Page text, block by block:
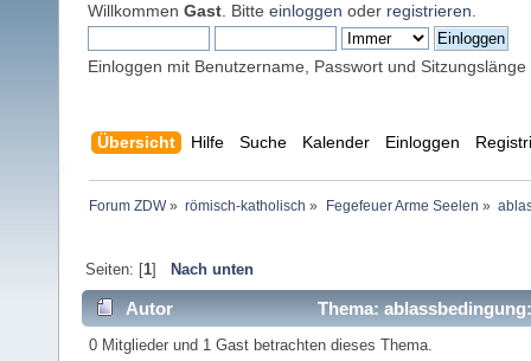
Willkommen Gast . Bitte einloggen oder registrieren
Einloggen mit Benutzername, Passwort und Sitzungslänge
Übersicht Hilfe Suche Kalender Einloggen
Forum ZDW» römisch-katholisch » Fegefeuer Arme Seelen »
Seiten: [1] Nach unten
Autor Thema:
0 Mitglieder und 1 Gast betrachten dieses Thema.